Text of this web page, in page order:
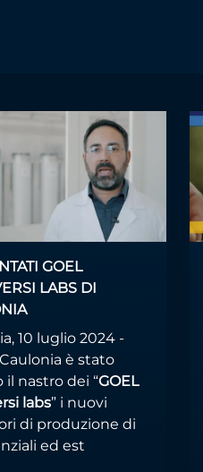
GOEL
LABS DI
10 luglio 2024 -
è stato
il nastro dei “GOEL
labs” i nuovi
di produzione di
ed est